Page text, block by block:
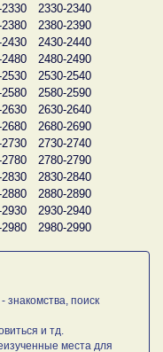
2330-2340
2380-2390
2430-2440
2480-2490
2530-2540
2580-2590
2630-2640
2680-2690
2730-2740
2780-2790
2830-2840
2880-2890
2930-2940
2980-2990
- знакомства, поиск
и тд.
места для